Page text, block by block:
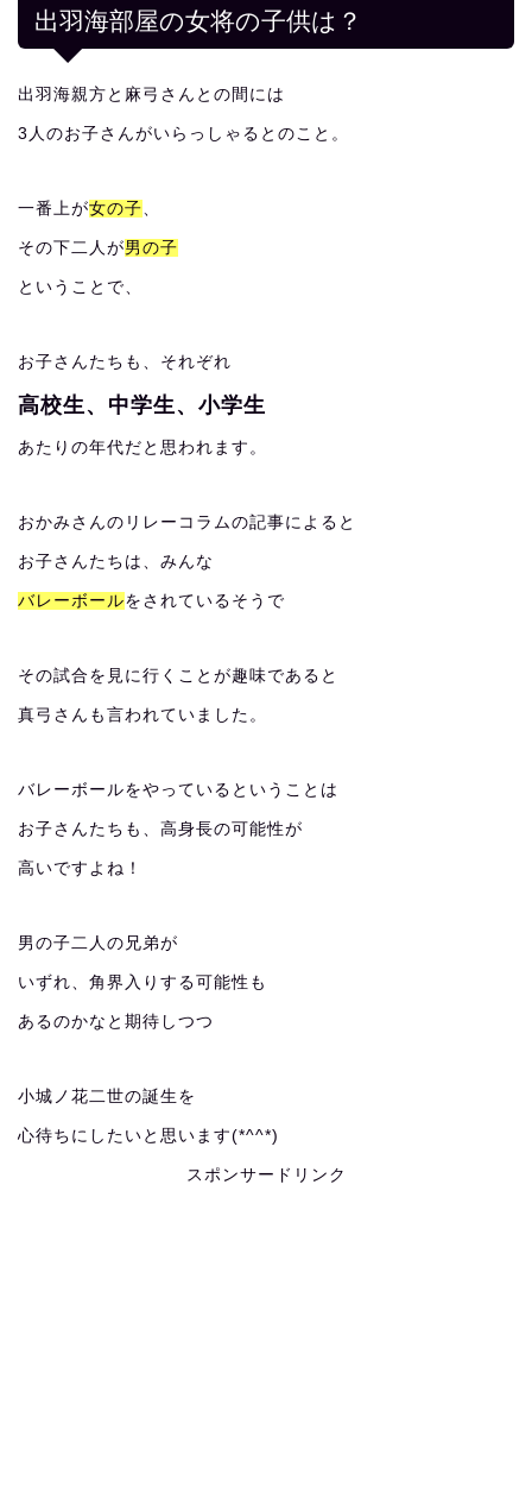
出羽海部屋の女将の子供は？
出羽海親方と麻弓さんとの間には
3人のお子さんがいらっしゃるとのこと。
一番上が女の子
その下二人が男の子
ということで、
お子さんたちも、それぞれ
高校生、中学生、小学生
あたりの年代だと思われます。
おかみさんのリレーコラムの記事によると
お子さんたちは、みんな
バレーボールをされているそうで
その試合を見に行くことが趣味であると
真弓さんも言われていました。
バレーボールをやっているということは
お子さんたちも、高身長の可能性が
高いですよね！
男の子二人の兄弟が
いずれ、角界入りする可能性も
あるのかなと期待しつつ
小城ノ花二世の誕生を
心待ちにしたいと思います(*^^*)
スポンサードリンク